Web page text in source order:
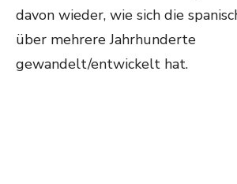
davon wieder, wie sich die
über mehrere Jahrhunderte
gewandelt/entwickelt hat.